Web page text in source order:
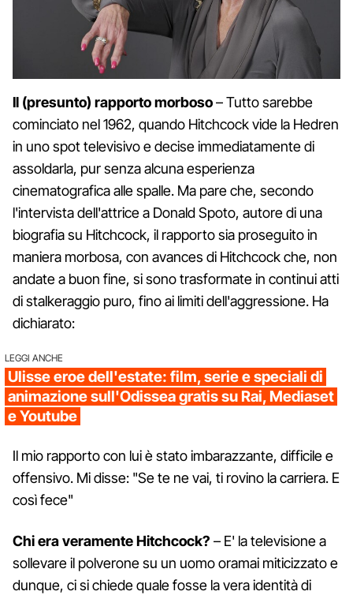
Il (presunto) rapporto morboso– Tutto sarebbe
cominciato nel 1962, quando Hitchcock vide la Hedren
in uno spot televisivo e decise immediatamente di
assoldarla, pur senza alcuna esperienza
cinematografica alle spalle. Ma pare che, secondo
l'intervista dell'attrice a Donald Spoto, autore di una
biografia su Hitchcock, il rapporto sia proseguito in
maniera morbosa, con avances di Hitchcock che, non
andate a buon fine, si sono trasformate in continui atti
di stalkeraggio puro, fino ai limiti dell'aggressione. Ha
dichiarato:
LEGGI ANCHE
Ulisse eroe dell'estate: film, serie e speciali di
animazione sull'Odissea gratis su Rai, Mediaset
e Youtube
Il mio rapporto con lui è stato imbarazzante, difficile e
offensivo. Mi disse: "Se te ne vai, ti rovino la carriera. E
così fece"
Chi era veramente Hitchcock? – E' la televisione a
sollevare il polverone su un uomo oramai miticizzato e
dunque, ci si chiede quale fosse la vera identità di